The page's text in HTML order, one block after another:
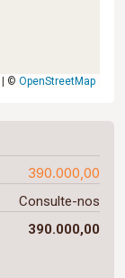
© OpenStreetMap
390.000,00
Consulte-nos
390.000,00